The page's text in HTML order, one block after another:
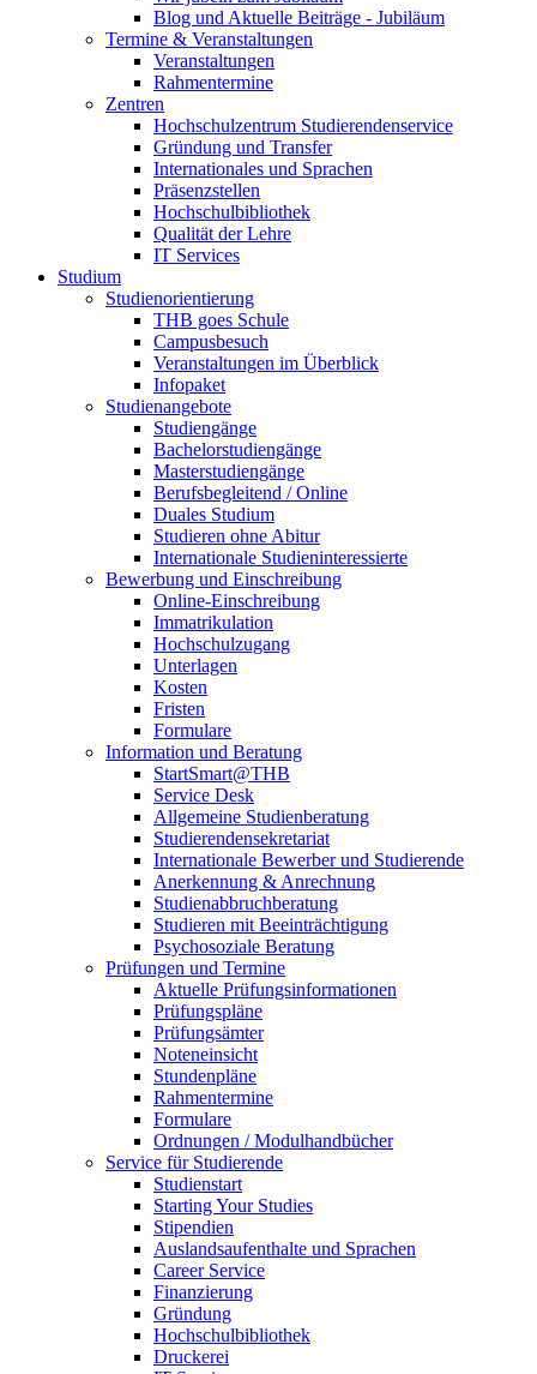
Blog und Aktuelle Beiträge - Jubiläum
Termine & Veranstaltungen
Veranstaltungen
Rahmentermine
Zentren
Hochschulzentrum Studierendenservice
Gründung und Transfer
Internationales und Sprachen
Präsenzstellen
Hochschulbibliothek
Qualität der Lehre
IT Services
Studium
Studienorientierung
THB goes Schule
Campusbesuch
Veranstaltungen im Überblick
Infopaket
Studienangebote
Studiengänge
Bachelorstudiengänge
Masterstudiengänge
Berufsbegleitend / Online
Duales Studium
Studieren ohne Abitur
Internationale Studieninteressierte
Bewerbung und Einschreibung
Online-Einschreibung
Immatrikulation
Hochschulzugang
Unterlagen
Kosten
Fristen
Formulare
Information und Beratung
StartSmart@THB
Service Desk
Allgemeine Studienberatung
Studierendensekretariat
Internationale Bewerber und Studierende
Anerkennung & Anrechnung
Studienabbruchberatung
Studieren mit Beeinträchtigung
Psychosoziale Beratung
Prüfungen und Termine
Aktuelle Prüfungsinformationen
Prüfungspläne
Prüfungsämter
Noteneinsicht
Stundenpläne
Rahmentermine
Formulare
Ordnungen / Modulhandbücher
Service für Studierende
Studienstart
Starting Your Studies
Stipendien
Auslandsaufenthalte und Sprachen
Career Service
Finanzierung
Gründung
Hochschulbibliothek
Druckerei